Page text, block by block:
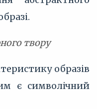
твору
образів
є символічний